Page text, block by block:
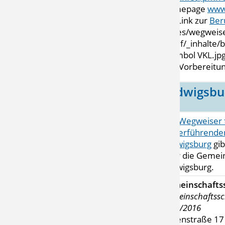
Homepage
mit Link zur
VKL-
Ludwigsburg
über die
Ludwigsburg.
2015/2016
Alleenstraße